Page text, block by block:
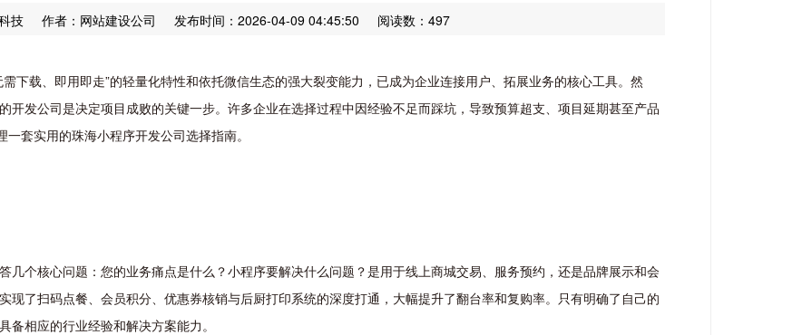
技 作者：网站建设公司 发布时间：2026-04-09 04:45:50 阅读数：497
下载、即用即走”的轻量化特性和依托微信生态的强大裂变能力，已成为企业连接用户、拓展业务的核心工具。然
开发公司是决定项目成败的关键一步。许多企业在选择过程中因经验不足而踩坑，导致预算超支、项目延期甚至产品
套实用的珠海小程序开发公司选择指南。
几个核心问题：您的业务痛点是什么？小程序要解决什么问题？是用于线上商城交易、服务预约，还是品牌展示和会
现了扫码点餐、会员积分、优惠券核销与后厨打印系统的深度打通，大幅提升了翻台率和复购率。只有明确了自己的
相应的行业经验和解决方案能力。